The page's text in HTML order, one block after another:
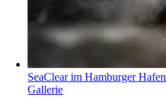
SeaClear im Hamburger Hafen
Gallerie